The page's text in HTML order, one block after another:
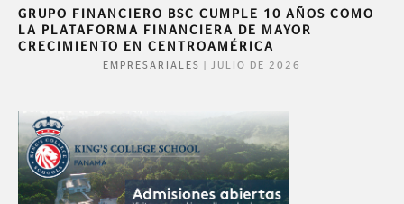
GRUPO FINANCIERO BSC CUMPLE 10 AÑOS COMO
LA PLATAFORMA FINANCIERA DE MAYOR
CRECIMIENTO EN CENTROAMÉRICA
EMPRESARIALES JULIO DE 2026